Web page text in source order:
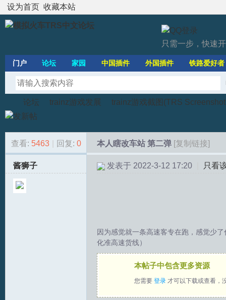
设为首页 收藏本站
只需一步，快速
门户 论坛 家园 中国插件 外国插件 铁路爱好者
模»
论坛
›
trainz游戏发展
›
trainz游戏截图(TRS
查看: 5463 回复: 0 本人瞎改车站 第二弹 [复制链接]
酱狮子 发表于 2022-3-12 17:20 只看
因为感觉就一条高速客专在跑，感觉少
化准高速货线）
本帖子中包含更多资源
您需要 登录 才可以下载或查看，